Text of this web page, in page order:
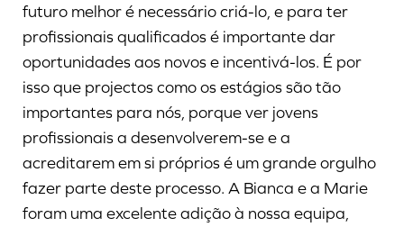
futuro melhor é necessário criá-lo, e para ter
profissionais qualificados é importante dar
oportunidades aos novos e incentivá-los. É por
isso que projectos como os estágios são tão
importantes para nós, porque ver jovens
profissionais a desenvolverem-se e a
acreditarem em si próprios é um grande orgulho
fazer parte deste processo. A Bianca e a Marie
foram uma excelente adição à nossa equipa,